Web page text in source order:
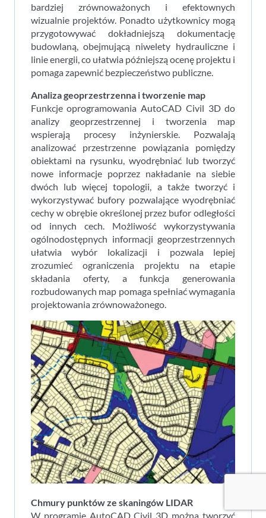
bardziej zrównoważonych i efektownych
wizualnie projektów. Ponadto użytkownicy mogą
przygotowywać dokładniejszą dokumentację
budowlaną, obejmującą niwelety hydrauliczne i
linie energii, co ułatwia późniejszą ocenę projektu i
pomaga zapewnić bezpieczeństwo publiczne.
Analiza geoprzestrzenna i tworzenie map
Funkcje oprogramowania AutoCAD Civil 3D do
analizy geoprzestrzennej i tworzenia map
wspierają procesy inżynierskie. Pozwalają
analizować przestrzenne powiązania pomiędzy
obiektami na rysunku, wyodrębniać lub tworzyć
nowe informacje poprzez nakładanie na siebie
dwóch lub więcej topologii, a także tworzyć i
wykorzystywać bufory pozwalające wyodrębniać
cechy w obrębie określonej przez bufor odległości
od innych cech. Możliwość wykorzystywania
ogólnodostępnych informacji geoprzestrzennych
ułatwia wybór lokalizacji i pozwala lepiej
zrozumieć ograniczenia projektu na etapie
składania oferty, a funkcja generowania
rozbudowanych map pomaga spełniać wymagania
projektowania zrównoważonego.
Chmury punktów ze skaningów LIDAR
W programie AutoCAD Civil 3D można tworzyć